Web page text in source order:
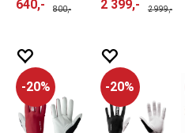
640,- 800,- 2 399,- 2 999,-
20% 20%